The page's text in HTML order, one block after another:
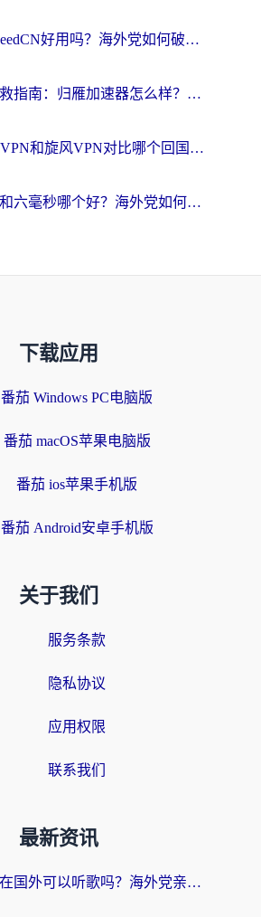
迅游和SpeedCN好用吗？海外党如何破解那道看不见的墙
海外党自救指南：归雁加速器怎么样？教你避开坑实现国内资源无缝访问
ChickCN VPN和旋风VPN对比哪个回国效果更好？海外用户的选择困境与出路
雷神手游和六毫秒哪个好？海外党如何真正解锁国内资源
下载应用
番茄 Windows PC电脑版
番茄 macOS苹果电脑版
番茄 ios苹果手机版
番茄 Android安卓手机版
关于我们
服务条款
隐私协议
应用权限
联系我们
最新资讯
酷狗会员在国外可以听歌吗？海外党亲测有效：3步解决音乐权限难题